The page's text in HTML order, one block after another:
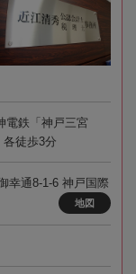
電鉄「神戸三宮
徒歩3分
幸通8-1-6 神戸国際
地図